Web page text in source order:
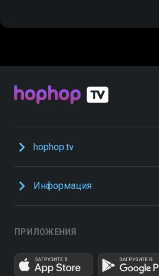
hophop.tv
Информация
ПРИЛОЖЕНИЯ